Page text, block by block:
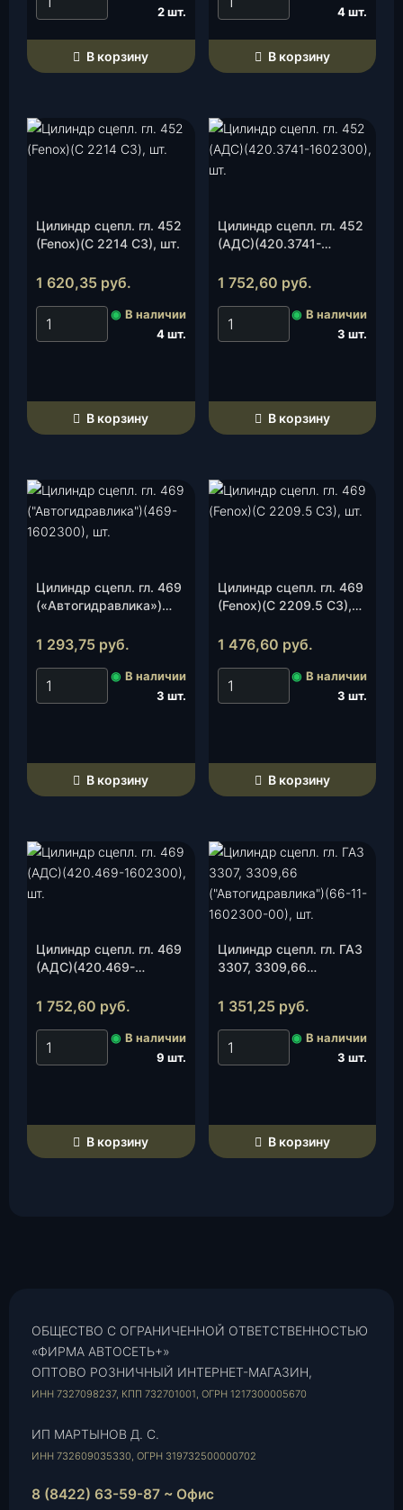
2 шт.
В корзину
4 шт.
В корзину
Цилиндр сцепл. гл. 452
(Fenox)(C 2214 C3), шт.
1 620,35 руб.
◉ В наличии
4 шт.
В корзину
Цилиндр сцепл. гл. 452
(АДС)(420.3741-
1 752,60 руб.
◉ В наличии
3 шт.
В корзину
Цилиндр сцепл. гл. 469
(«Автогидравлика»)
1 293,75 руб.
◉ В наличии
3 шт.
В корзину
Цилиндр сцепл. гл. 469
(Fenox)(С 2209.5 С3),
1 476,60 руб.
◉ В наличии
3 шт.
В корзину
Цилиндр сцепл. гл. 469
(АДС)(420.469-
1 752,60 руб.
◉ В наличии
9 шт.
В корзину
Цилиндр сцепл. гл. ГАЗ
3307, 3309,66
(66-11-1602300-00),
1 351,25 руб.
◉ В наличии
3 шт.
В корзину
ОБЩЕСТВО С ОГРАНИЧЕННОЙ ОТВЕТСТВЕННОСТЬЮ
«ФИРМА АВТОСЕТЬ+»
ОПТОВО РОЗНИЧНЫЙ ИНТЕРНЕТ-МАГАЗИН,
ИНН 7327098237, КПП 732701001, ОГРН 1217300005670
ИП МАРТЫНОВ Д. С.
ИНН 732609035330, ОГРН 319732500000702
8 (8422) 63-59-87 ~ Офис